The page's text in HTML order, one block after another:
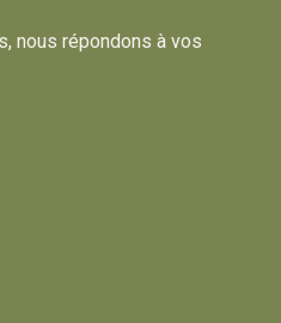
nous répondons à vos